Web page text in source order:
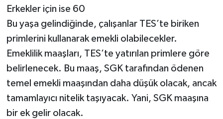
Erkekler için ise 60
Bu yaşa gelindiğinde, çalışanlar TES’te biriken
primlerini kullanarak emekli olabilecekler.
Emeklilik maaşları, TES’te yatırılan primlere göre
belirlenecek. Bu maaş, SGK tarafından ödenen
temel emekli maaşından daha düşük olacak, ancak
tamamlayıcı nitelik taşıyacak. Yani, SGK maaşına
bir ek gelir olacak.